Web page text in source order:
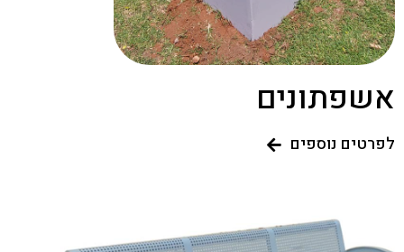
אשפתונים
לפרטים נוספים